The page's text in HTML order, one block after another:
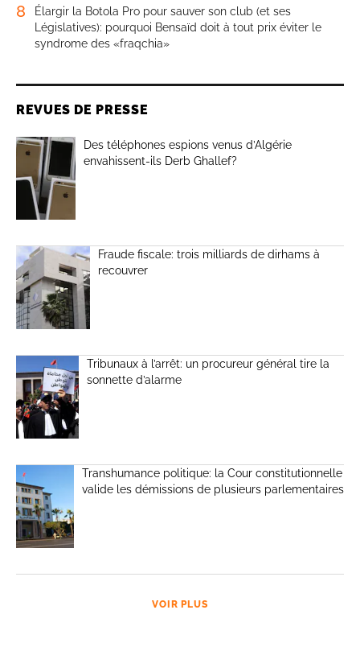
8
Élargir la Botola Pro pour sauver son club (et ses
Législatives): pourquoi Bensaïd doit à tout prix éviter le
syndrome des «fraqchia»
REVUES DE PRESSE
Des téléphones espions venus d’Algérie
envahissent-ils Derb Ghallef?
Fraude fiscale: trois milliards de dirhams à
recouvrer
Tribunaux à l’arrêt: un procureur général tire la
sonnette d’alarme
Transhumance politique: la Cour constitutionnelle
valide les démissions de plusieurs parlementaires
VOIR PLUS